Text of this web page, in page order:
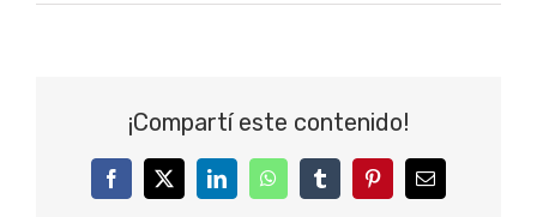
¡Compartí este contenido!
FacebookTwitterLinkedInWhatsAppTumblrPinterestCorreo
electrónico